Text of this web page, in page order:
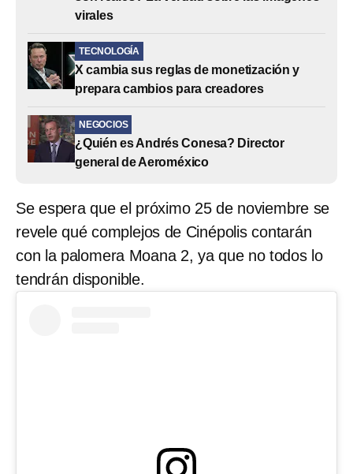
virales
TECNOLOGÍA
X cambia sus reglas de monetización y
prepara cambios para creadores
NEGOCIOS
¿Quién es Andrés Conesa? Director
general de Aeroméxico
Se espera que el próximo 25 de noviembre se
revele qué complejos de Cinépolis contarán
con la palomera Moana 2, ya que no todos lo
tendrán disponible.